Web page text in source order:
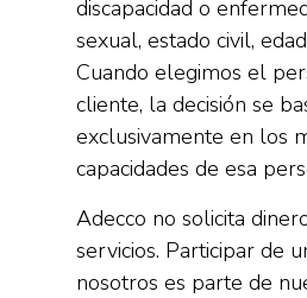
discapacidad o
sexual, estado civil,
Cuando elegimos el
cliente, la decisión se
exclusivamente en los
capacidades de esa
Adecco no solicita
servicios. Participar de
nosotros es parte de